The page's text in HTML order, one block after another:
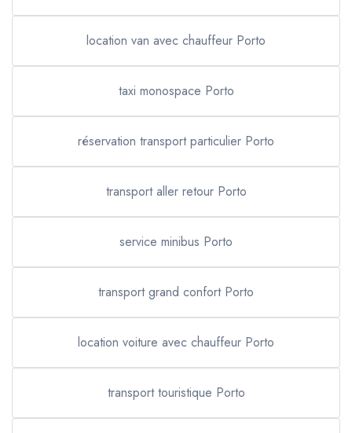
location van avec chauffeur Porto
taxi monospace Porto
réservation transport particulier Porto
transport aller retour Porto
service minibus Porto
transport grand confort Porto
location voiture avec chauffeur Porto
transport touristique Porto